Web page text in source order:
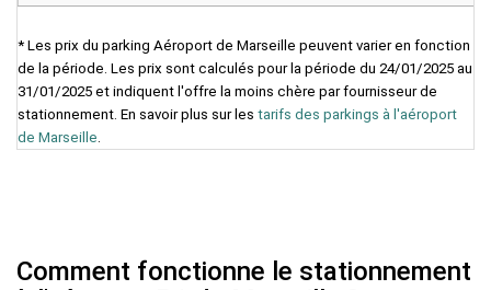
* Les prix du parking Aéroport de Marseille peuvent varier en fonction
de la période. Les prix sont calculés pour la période du 24/01/2025 au
31/01/2025 et indiquent l'offre la moins chère par fournisseur de
stationnement. En savoir plus sur les tarifs des parkings à l'aéroport
de Marseille.
Comment fonctionne le stationnement